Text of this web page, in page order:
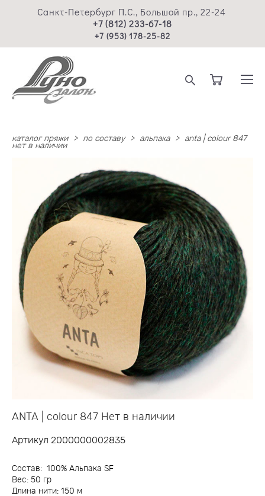
Санкт-Петербург П.С., Большой пр., 22-24
+7 (812) 233-67-18
+7 (953) 178-25-82
каталог пряжи > по составу > альпака >
anta | colour 847
нет в наличии
ANTA | colour 847 Нет в наличии
Артикул 2000000002835
Состав: 100% Альпака SF
Вес: 50 гр
Длина нити: 150 м